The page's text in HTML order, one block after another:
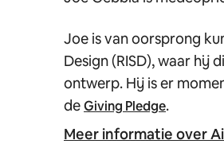
Joe is van oorsprong
Design (RISD), waar hij
ontwerp. Hij is er
deGiving Pledge.
Meer informatie over